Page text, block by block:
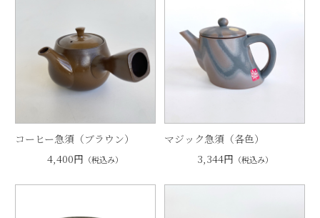
コーヒー急須（ブラウン）
4,400円 （税込み）
マジック急須（各色）
3,344円 （税込み）